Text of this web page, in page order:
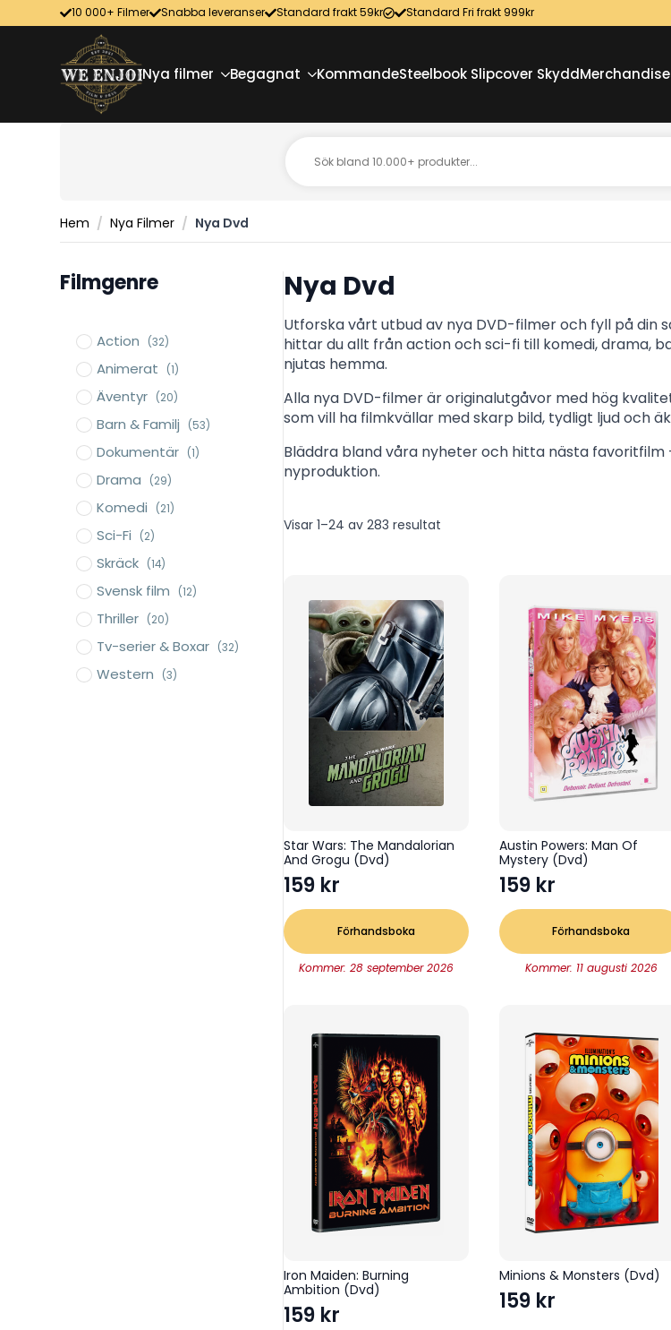
10 000+ Filmer Snabba leveranser Standard frakt 59kr Standard Fri frakt 999kr
Nya filmer Begagnat KommandeSteelbook Slipcover SkyddMerchandise
Hem Nya Filmer Nya Dvd
Filmgenre
Action (32)
Animerat (1)
Äventyr (20)
Barn & Familj (53)
Dokumentär (1)
Drama (29)
Komedi (21)
Sci-Fi (2)
Skräck (14)
Svensk film (12)
Thriller (20)
Tv-serier & Boxar (32)
Western (3)
Nya Dvd
Utforska vårt utbud av nya DVD-filmer och fyll på din
hittar du allt från action och sci-fi till komedi, drama,
njutas hemma.
Alla nya DVD-filmer är originalutgåvor med hög
som vill ha filmkvällar med skarp bild, tydligt ljud och
Bläddra bland våra nyheter och hitta nästa
nyproduktion.
Visar 1–24 av 283 resultat
Star Wars: The Mandalorian
And Grogu (Dvd)
159 kr
Förhandsboka
Kommer: 28 september 2026
Austin Powers: Man Of
Mystery (Dvd)
159 kr
Förhandsboka
Kommer: 11 augusti 2026
Iron Maiden: Burning
Ambition (Dvd)
159 kr
Minions & Monsters (Dvd)
159 kr